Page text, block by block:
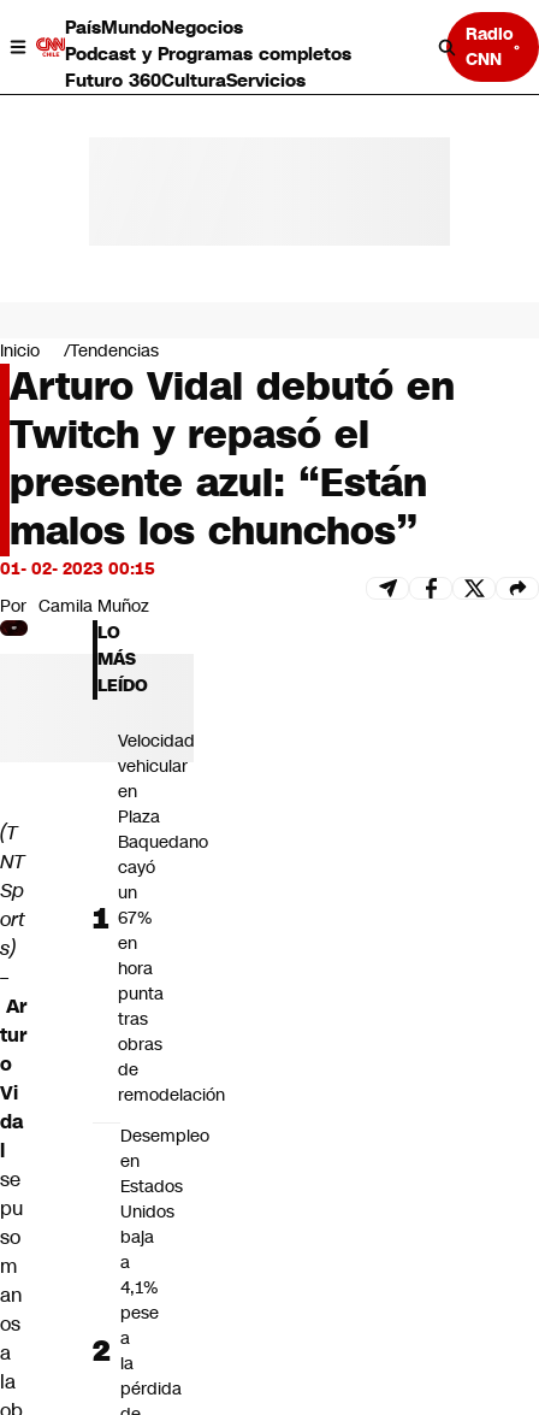
PaísMundoNegocios
Podcast y Programas completos
Futuro 360CulturaServicios
Radio
CNN
Negocios
Deportes
Programas completos
Cultura
Servicios
Bits
CNN tiempo
Futuro 360
Inicio Tendencias
Arturo Vidal debutó en
Twitch y repasó el
presente azul: “Están
malos los chunchos”
01- 02- 2023 00:15
Por Camila Muñoz
(T
NT
Sp
ort
s)
–
Ar
tur
o
Vi
da
l
se
pu
so
m
an
os
a
la
LO
MÁS
LEÍDO
Velocidad
vehicular
en
Plaza
Baquedano
cayó
un
67%
en
hora
punta
tras
obras
de
remodelación
Desempleo
en
Estados
Unidos
baja
a
4,1%
pese
a
la
pérdida